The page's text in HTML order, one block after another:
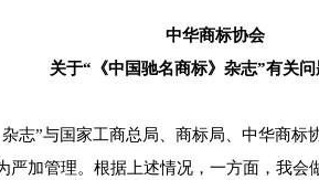
中华商标协会
关于“《中国驰名商标》杂志”有关问
”与国家工商总局、商标局、中华商标
加管理。根据上述情况，一方面，我